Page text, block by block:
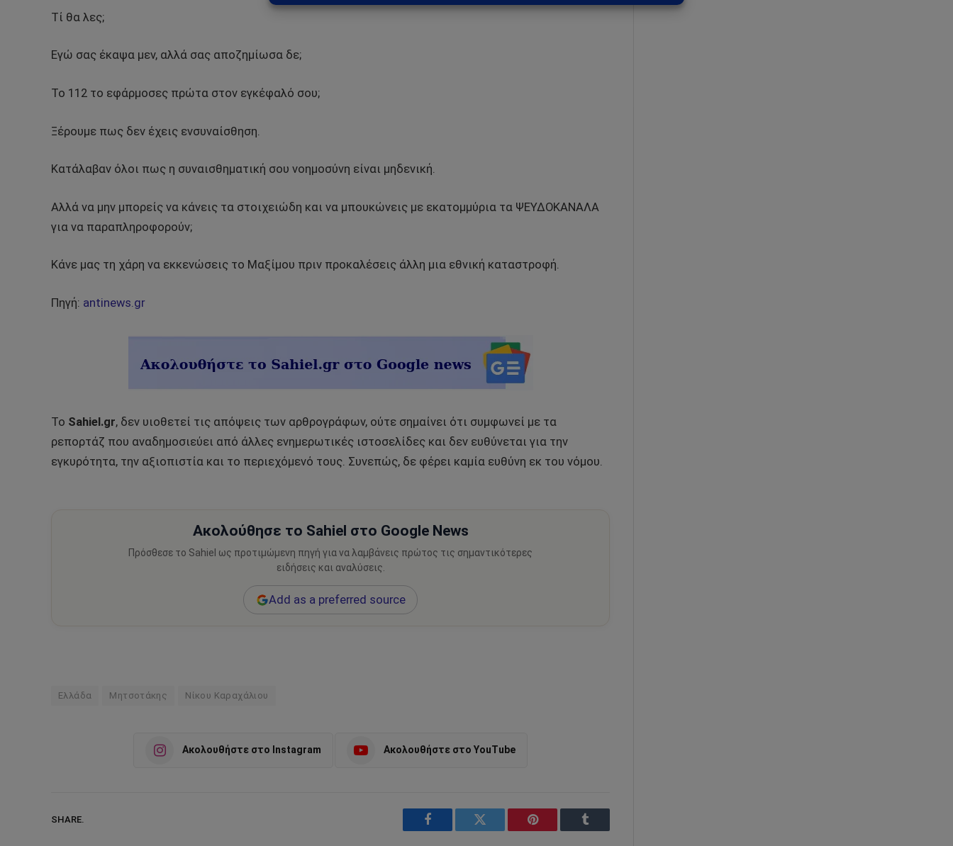
Τί θα λες;
Εγώ σας έκαψα μεν, αλλά σας αποζημίωσα δε;
Το 112 το εφάρμοσες πρώτα στον εγκέφαλό σου;
Ξέρουμε πως δεν έχεις ενσυναίσθηση.
Κατάλαβαν όλοι πως η συναισθηματική σου νοημοσύνη είναι μηδενική.
Αλλά να μην μπορείς να κάνεις τα στοιχειώδη και να μπουκώνεις με εκατομμύρια τα ΨΕΥΔΟΚΑΝΑΛΑ
για να παραπληροφορούν;
Κάνε μας τη χάρη να εκκενώσεις το Μαξίμου πριν προκαλέσεις άλλη μια εθνική καταστροφή.
Πηγή: antinews.gr
Το Sahiel.gr, δεν υιοθετεί τις απόψεις των αρθρογράφων, ούτε σημαίνει ότι συμφωνεί με τα
ρεπορτάζ που αναδημοσιεύει από άλλες ενημερωτικές ιστοσελίδες και δεν ευθύνεται για την
εγκυρότητα, την αξιοπιστία και το περιεχόμενό τους. Συνεπώς, δε φέρει καμία ευθύνη εκ του νόμου.
Ακολούθησε το Sahiel στο Google News
Πρόσθεσε το Sahiel ως προτιμώμενη πηγή για να λαμβάνεις πρώτος τις σημαντικότερες
ειδήσεις και αναλύσεις.
Add as a preferred source
Ελλάδα Μητσοτάκης Νίκου Καραχάλιου
Ακολουθήστε στο Instagram Ακολουθήστε στο YouTube
SHARE.
Facebook Twitter Pinterest Tumblr